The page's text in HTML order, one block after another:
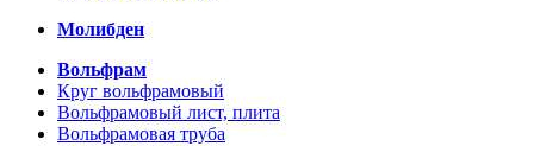
Молибден
Вольфрам
Круг вольфрамовый
Вольфрамовый лист, плита
Вольфрамовая труба